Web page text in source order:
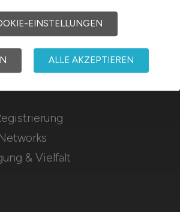
& Vielfalt
EINSTELLUNGEN
ALLE AKZEPTIEREN